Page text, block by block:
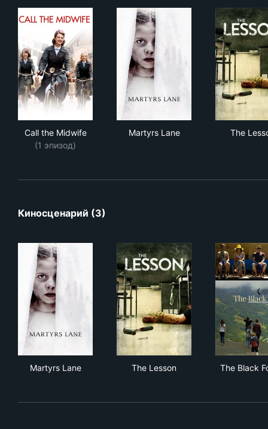
Call the Midwife
(1 эпизод)
Martyrs Lane The
Киносценарий (3)
Martyrs Lane The Lesson The Black